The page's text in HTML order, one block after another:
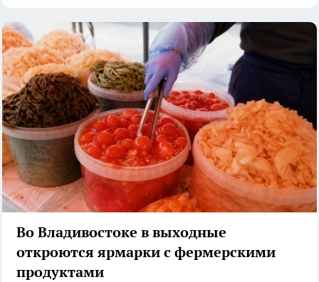
Во Владивостоке в выходные
откроются ярмарки с фермерскими
продуктами